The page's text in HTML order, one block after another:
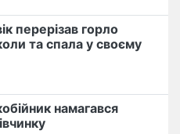
перерізав горло
та спала у своєму
намагався